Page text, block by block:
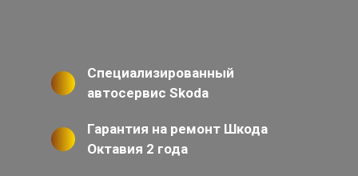
Специализированный
автосервис Skoda
Гарантия на ремонт Шкода
Октавия 2 года